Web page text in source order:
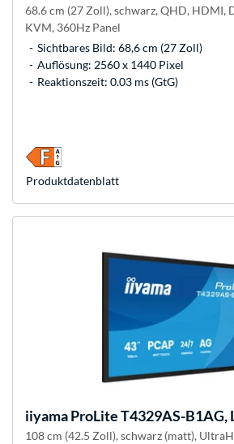
68.6 cm (27 Zoll), schwarz, QHD, HDMI,
KVM, 360Hz Panel
Sichtbares Bild: 68,6 cm (27 Zoll)
Auflösung: 2560 x 1440 Pixel
Reaktionszeit: 0.03 ms (GtG)
Produkt­datenblatt
iiyamaProLite T4329AS-B1AG,
108 cm (42.5 Zoll), schwarz (matt),